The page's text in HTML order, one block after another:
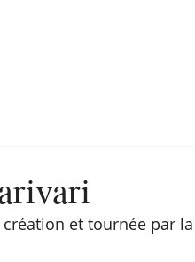
création et tournée par